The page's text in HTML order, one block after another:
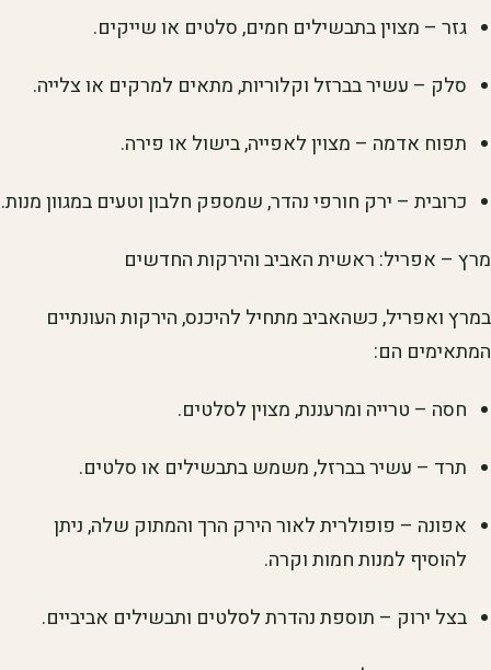
גזר – מצוין בתבשילים חמים, סלטים או שייקים.
סלק – עשיר בברזל וקלוריות, מתאים למרקים או צלייה.
תפוח אדמה – מצוין לאפייה, בישול או פירה.
כרובית – ירק חורפי נהדר, שמספק חלבון וטעים במגוון מנות.
מרץ – אפריל: ראשית האביב והירקות החדשים
במרץ ואפריל, כשהאביב מתחיל להיכנס, הירקות העונתיים
המתאימים הם:
חסה – טרייה ומרעננת, מצוין לסלטים.
תרד – עשיר בברזל, משמש בתבשילים או סלטים.
אפונה – פופולרית לאור הירק הרך והמתוק שלה, ניתן
להוסיף למנות חמות וקרה.
בצל ירוק – תוספת נהדרת לסלטים ותבשילים אביביים.